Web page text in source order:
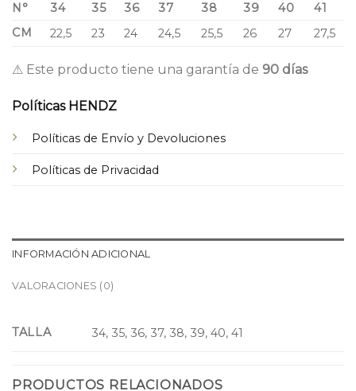
N° 34 35 36 37 38 39 40
41
CM
22,5 23 24 24,5 25,5 26 27 27,5
⚠ Este producto tiene una garantía de 90 días
Políticas HENDZ
Políticas de Envío y Devoluciones
Políticas de Privacidad
INFORMACIÓN ADICIONAL
VALORACIONES (0)
TALLA 34, 35, 36, 37, 38, 39, 40, 41
PRODUCTOS RELACIONADOS